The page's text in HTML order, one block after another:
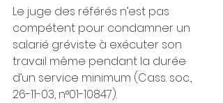
Le juge des référés n’est pas
compétent pour condamner un
salarié gréviste à exécuter son
travail même pendant la durée
d’un service minimum (Cass. soc.,
26-11-03, n°01-10847).